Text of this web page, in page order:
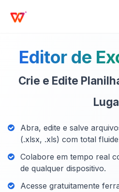
Editor de
Crie e Edite
Abra, edite e salve
(.xlsx, .xls) com total
Colabore em tempo real
de qualquer dispositivo.
Acesse gratuitamente